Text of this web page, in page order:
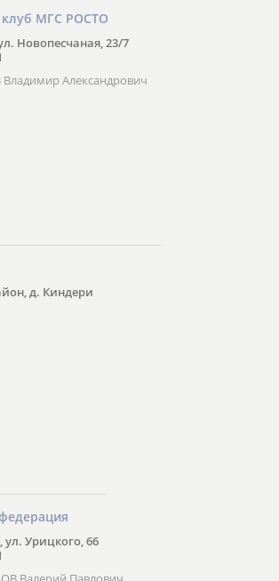
МГС РОСТО
Новопесчаная, 23/7
Александрович
д. Киндери
ул. Урицкого, 66